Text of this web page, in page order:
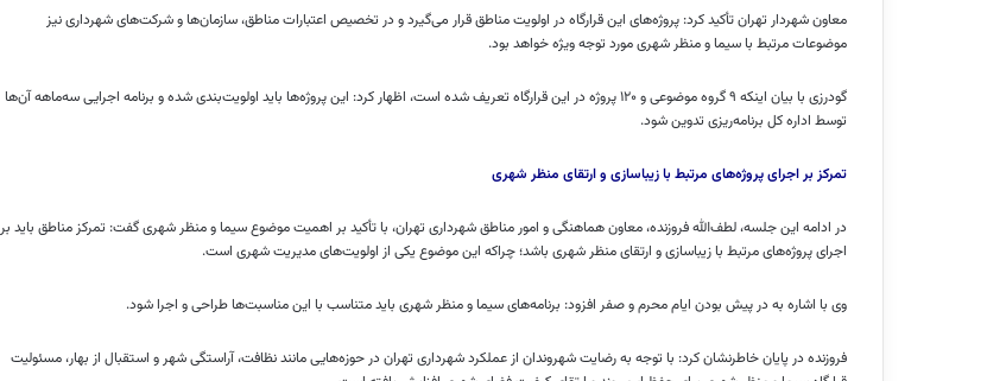
معاون شهردار تهران تأکید کرد: پروژه‌های این قرارگاه در اولویت مناطق قرار می‌گیرد و در تخصیص اعتبارات مناطق، سازمان‌ها و شرکت‌های شهرداری نیز
موضوعات مرتبط با سیما و منظر شهری مورد توجه ویژه خواهد بود.
گودرزی با بیان اینکه ۹ گروه موضوعی و ۱۲۰ پروژه در این قرارگاه تعریف شده است، اظهار کرد: این پروژه‌ها باید اولویت‌بندی شده و برنامه اجرایی سه‌ماهه آن‌ها
توسط اداره کل برنامه‌ریزی تدوین شود.
تمرکز بر اجرای پروژه‌های مرتبط با زیباسازی و ارتقای منظر شهری
در ادامه این جلسه، لطف‌الله فروزنده، معاون هماهنگی و امور مناطق شهرداری تهران، با تأکید بر اهمیت موضوع سیما و منظر شهری گفت: تمرکز مناطق باید بر
اجرای پروژه‌های مرتبط با زیباسازی و ارتقای منظر شهری باشد؛ چراکه این موضوع یکی از اولویت‌های مدیریت شهری است.
وی با اشاره به در پیش بودن ایام محرم و صفر افزود: برنامه‌های سیما و منظر شهری باید متناسب با این مناسبت‌ها طراحی و اجرا شود.
فروزنده در پایان خاطرنشان کرد: با توجه به رضایت شهروندان از عملکرد شهرداری تهران در حوزه‌هایی مانند نظافت، آراستگی شهر و استقبال از بهار، مسئولیت